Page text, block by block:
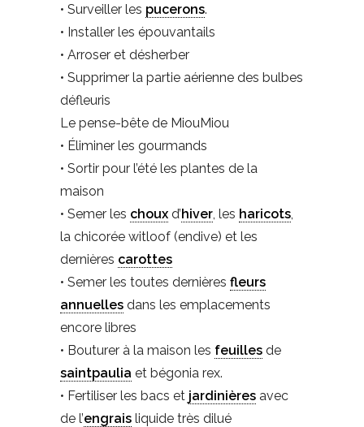
• Surveiller les pucerons.
• Installer les épouvantails
• Arroser et désherber
• Supprimer la partie aérienne des bulbes
défleuris
Le pense-bête de MiouMiou
• Éliminer les gourmands
• Sortir pour l’été les plantes de la
maison
• Semer les choux d’hiver , les haricots
la chicorée witloof (endive) et les
dernières carottes
• Semer les toutes dernières fleurs
annuelles dans les emplacements
encore libres
• Bouturer à la maison les feuilles de
saintpaulia et bégonia rex.
• Fertiliser les bacs et jardinières avec
de l’engrais liquide très dilué